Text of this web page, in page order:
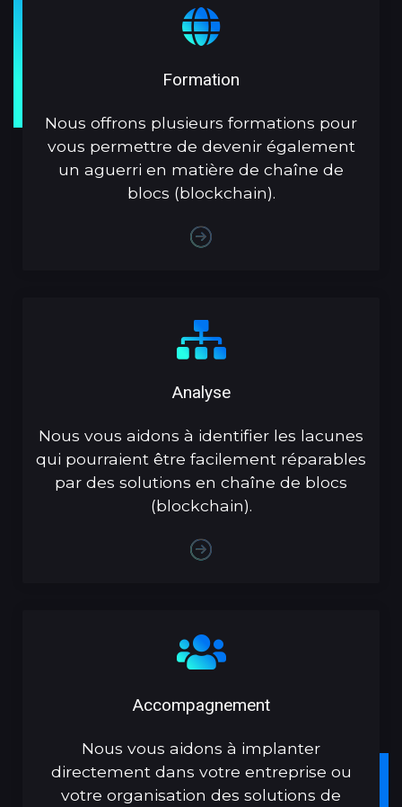
Formation
Nous offrons plusieurs formations pour
vous permettre de devenir également
un aguerri en matière de chaîne de
blocs (blockchain).
Analyse
Nous vous aidons à identifier les lacunes
qui pourraient être facilement réparables
par des solutions en chaîne de blocs
(blockchain).
Accompagnement
Nous vous aidons à implanter
directement dans votre entreprise ou
votre organisation des solutions de